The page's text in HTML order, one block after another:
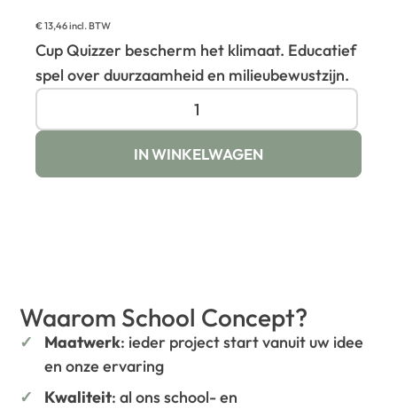
€13,46incl. BTW
Cup Quizzer bescherm het klimaat. Educatief
spel over duurzaamheid en milieubewustzijn.
IN WINKELWAGEN
Waarom School Concept?
Maatwerk: ieder project start vanuit uw idee
en onze ervaring
Kwaliteit: al ons school- en